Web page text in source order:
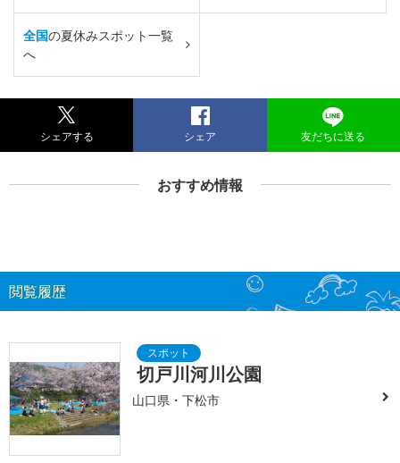
全国の夏休みスポット一覧
へ
シェアする シェア 友だちに送る
おすすめ情報
閲覧履歴
切戸川河川公園
山口県・下松市